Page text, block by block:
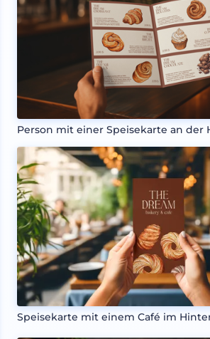
Person mit einer Speisekarte an der
Speisekarte mit einem Café im